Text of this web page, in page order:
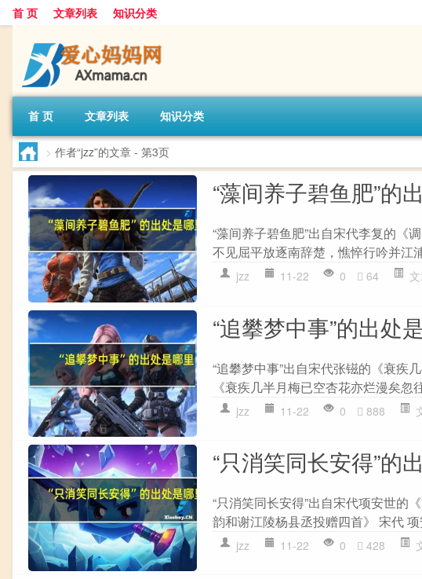
首 页 文章列表 知识分类
首 页 文章列表 知识分类
> 作者“jzz”的文章 - 第3页
“藻间养子碧鱼肥”的
“藻间养子碧鱼肥”出自宋代李复的《
不见屈平放逐南辞楚，憔悴行吟并江
jzz 11-22 0 64
“追攀梦中事”的出处
“追攀梦中事”出自宋代张镃的《衰疾
《衰疾几半月梅已空杏花亦烂漫矣忽
jzz 11-22 0 888
“只消笑同长安得”的
“只消笑同长安得”出自宋代项安世的
韵和谢江陵杨县丞投赠四首》 宋代
jzz 11-22 0 428